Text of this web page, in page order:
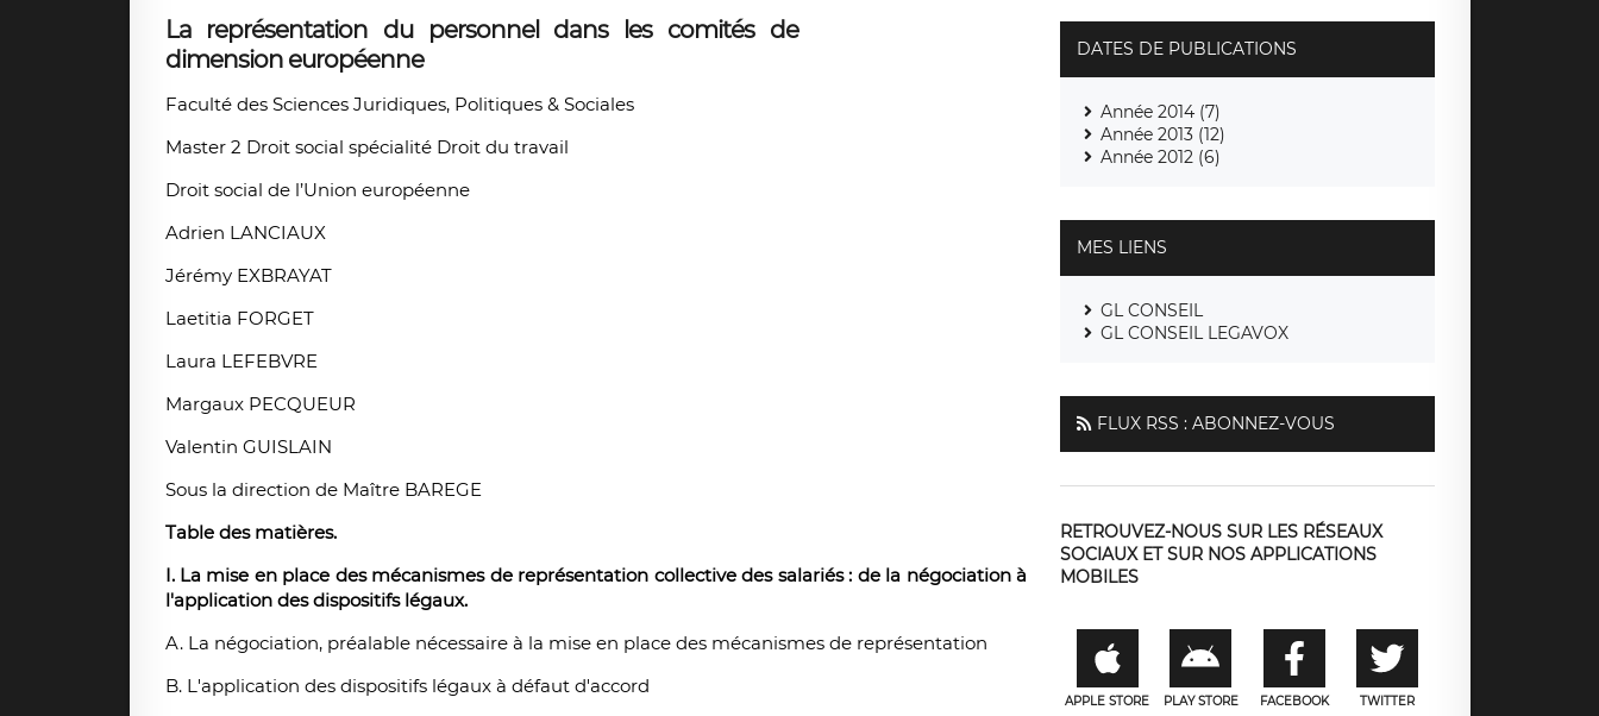
La représentation du personnel dans les comités de
dimension européenne
Faculté des Sciences Juridiques, Politiques & Sociales
Master 2 Droit social spécialité Droit du travail
Droit social de l’Union européenne
Adrien LANCIAUX
Jérémy EXBRAYAT
Laetitia FORGET
Laura LEFEBVRE
Margaux PECQUEUR
Valentin GUISLAIN
Sous la direction de Maître BAREGE
Table des matières.
I. La mise en place des mécanismes de représentation collective des salariés : de la négociation à
l'application des dispositifs légaux.
A. La négociation, préalable nécessaire à la mise en place des mécanismes de représentation
B. L'application des dispositifs légaux à défaut d'accord
DATES DE PUBLICATIONS
Année 2014 (7)
Année 2013 (12)
Année 2012 (6)
MES LIENS
GL CONSEIL
GL CONSEIL LEGAVOX
FLUX RSS : ABONNEZ-VOUS
RETROUVEZ-NOUS SUR LES RÉSEAUX
SOCIAUX ET SUR NOS APPLICATIONS
MOBILES
APPLE STORE PLAY STORE FACEBOOK TWITTER